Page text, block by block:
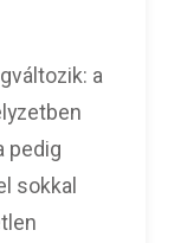
a
pedig
sokkal